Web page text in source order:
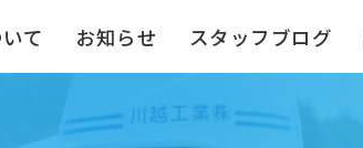
て お知らせ スタッフブログ